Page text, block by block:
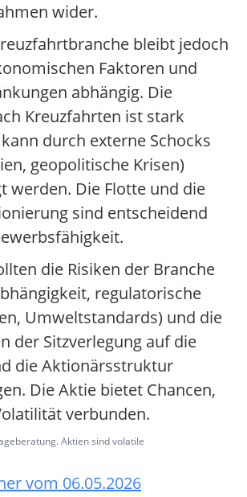
wider.
bleibt jedoch
Faktoren und
abhängig. Die
Kreuzfahrten ist stark
durch externe Schocks
geopolitische Krisen)
werden. Die Flotte und die
sind entscheidend
die Risiken der Branche
regulatorische
Umweltstandards) und die
der Sitzverlegung auf die
die Aktionärsstruktur
Die Aktie bietet Chancen,
verbunden.
Aktien sind volatile
vom 06.05.2026